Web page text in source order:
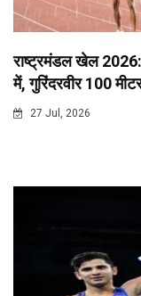
राष्ट्रमंडल खेल
में, गुरिंदरवीर 100
27 Jul, 2026